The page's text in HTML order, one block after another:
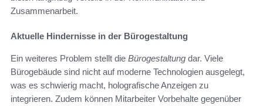
Zusammenarbeit.
Aktuelle Hindernisse in der Bürogestaltung
Ein weiteres Problem stellt die Bürogestaltung dar. Viele
Bürogebäude sind nicht auf moderne Technologien ausgelegt,
was es schwierig macht, holografische Anzeigen zu
integrieren. Zudem können Mitarbeiter Vorbehalte gegenüber